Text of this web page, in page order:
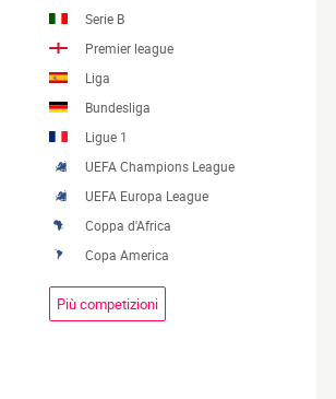
Serie B
Premier league
Liga
Bundesliga
Ligue 1
UEFA Champions League
UEFA Europa League
Coppa d'Africa
Copa America
Più competizioni